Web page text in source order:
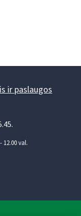
ir paslaugos
val.